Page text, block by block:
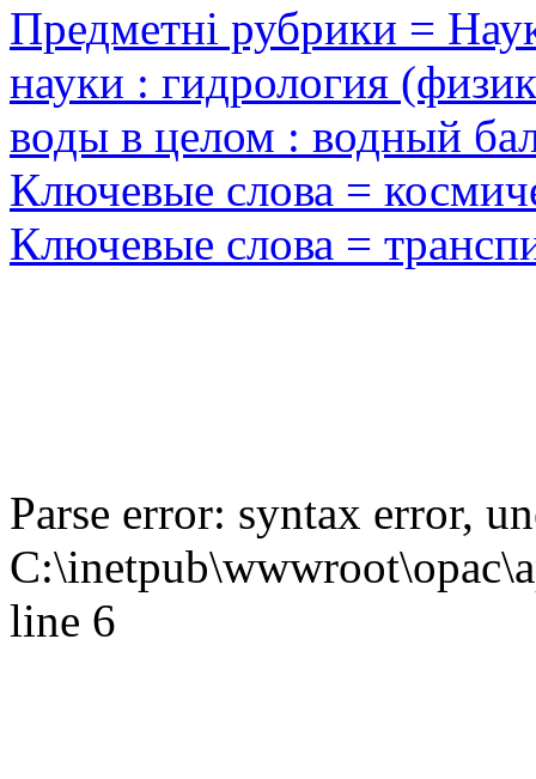
Предметні рубрики =
науки : гидрология
воды в целом : водный
Ключевые слова =
Ключевые слова =
Parse error: syntax error,
line 6